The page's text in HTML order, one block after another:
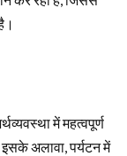
में महत्वपूर्ण
अलावा, पर्यटन में